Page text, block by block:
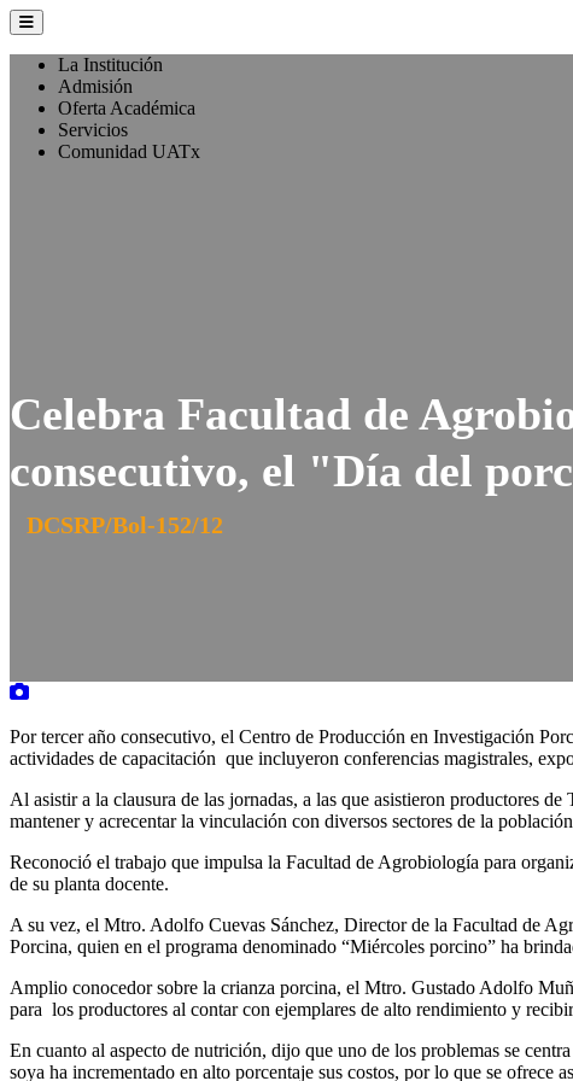
La Institución
Admisión
Oferta Académica
Servicios
Comunidad UATx
Celebra Facultad de
consecutivo, el "Día del
DCSRP/Bol-152/12
Por tercer año consecutivo, el Centro de Producción en Investigación
actividades de capacitación que incluyeron conferencias magistrales,
Al asistir a la clausura de las jornadas, a las que asistieron productores
mantener y acrecentar la vinculación con diversos sectores de la
Reconoció el trabajo que impulsa la Facultad de Agrobiología para
de su planta docente.
A su vez, el Mtro. Adolfo Cuevas Sánchez, Director de la Facultad de
Porcina, quien en el programa denominado “Miércoles porcino” ha
Amplio conocedor sobre la crianza porcina, el Mtro. Gustado Adolfo
para los productores al contar con ejemplares de alto rendimiento y
En cuanto al aspecto de nutrición, dijo que uno de los problemas se
soya ha incrementado en alto porcentaje sus costos, por lo que se ofrece